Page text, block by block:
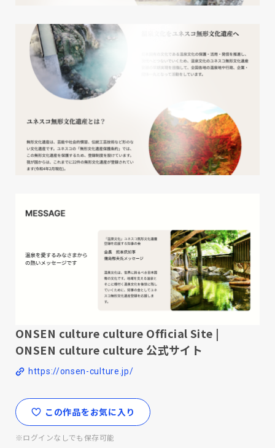
ONSEN culture culture Official Site |
ONSEN culture culture 公式サイト
https://onsen-culture.jp/
この作品をお気に入り
※ログインなしでも保存可能